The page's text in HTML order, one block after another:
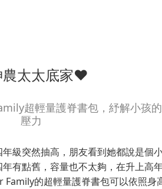
太太底家❤
超輕量護脊書包，紓解小孩
壓力
級突然抽高，朋友看到她都說是個
有點舊，容量也不太夠，在升上高
Family的超輕量護脊書包可以依照身